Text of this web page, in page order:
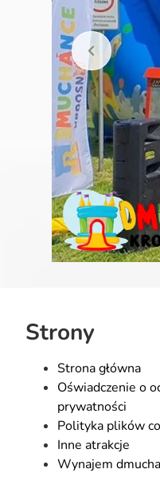
Strony
Strona główna
Oświadczenie o
prywatności
Polityka plików
Inne atrakcje
Wynajem